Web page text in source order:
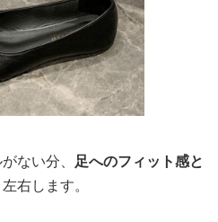
ない分、 足へのフィット感と
右します。